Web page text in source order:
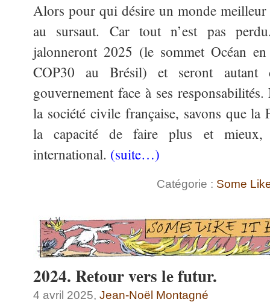
Alors pour qui désire un monde meilleur
au sursaut. Car tout n’est pas
jalonneront 2025 (le sommet Océan
COP30 au Brésil) et seront autant
gouvernement face à ses
la société civile française, savons que la
la capacité de faire plus et mieux,
international. (suite…)
Catégorie : Some
2024. Retour vers le futur.
4 avril 2025, Jean-Noël Montagné